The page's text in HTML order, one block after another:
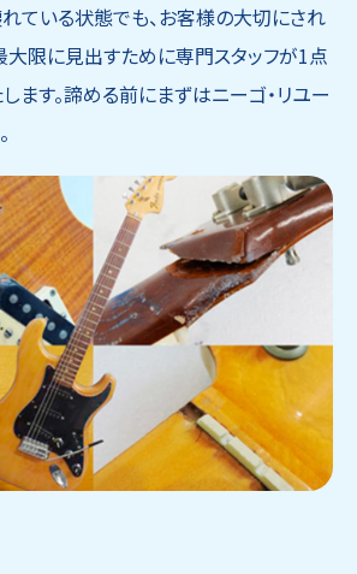
ている状態でも、お客様の大切にされ
限に見出すために専門スタッフが1点
ます。諦める前にまずはニーゴ・リユー